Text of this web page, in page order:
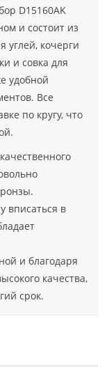
D15160AK
и состоит из
углей, кочерги
и совка для
удобной
Все
по кругу, что
вписаться в
и благодаря
качества,
срок.